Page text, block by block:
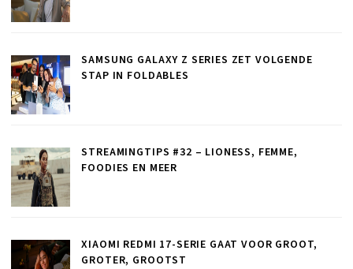
SAMSUNG GALAXY Z SERIES ZET VOLGENDE
STAP IN FOLDABLES
STREAMINGTIPS #32 – LIONESS, FEMME,
FOODIES EN MEER
XIAOMI REDMI 17-SERIE GAAT VOOR GROOT,
GROTER, GROOTST